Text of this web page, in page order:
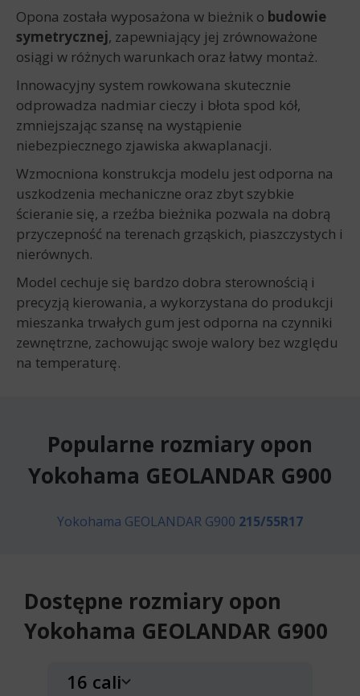
Opona została wyposażona w bieżnik o budowie
symetrycznej, zapewniający jej zrównoważone
osiągi w różnych warunkach oraz łatwy montaż.
Innowacyjny system rowkowana skutecznie
odprowadza nadmiar cieczy i błota spod kół,
zmniejszając szansę na wystąpienie
niebezpiecznego zjawiska akwaplanacji.
Wzmocniona konstrukcja modelu jest odporna na
uszkodzenia mechaniczne oraz zbyt szybkie
ścieranie się, a rzeźba bieżnika pozwala na dobrą
przyczepność na terenach grząskich, piaszczystych i
nierównych.
Model cechuje się bardzo dobra sterownością i
precyzją kierowania, a wykorzystana do produkcji
mieszanka trwałych gum jest odporna na czynniki
zewnętrzne, zachowując swoje walory bez względu
na temperaturę.
Popularne rozmiary opon
Yokohama GEOLANDAR G900
Yokohama GEOLANDAR G900 215/55R17
Dostępne rozmiary opon
Yokohama GEOLANDAR G900
16 cali